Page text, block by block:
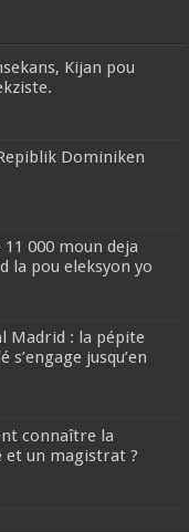
Kijan pou
Dominiken
000 moun deja
la pou eleksyon yo
Madrid : la pépite
jusqu’en
connaître la
et un magistrat ?